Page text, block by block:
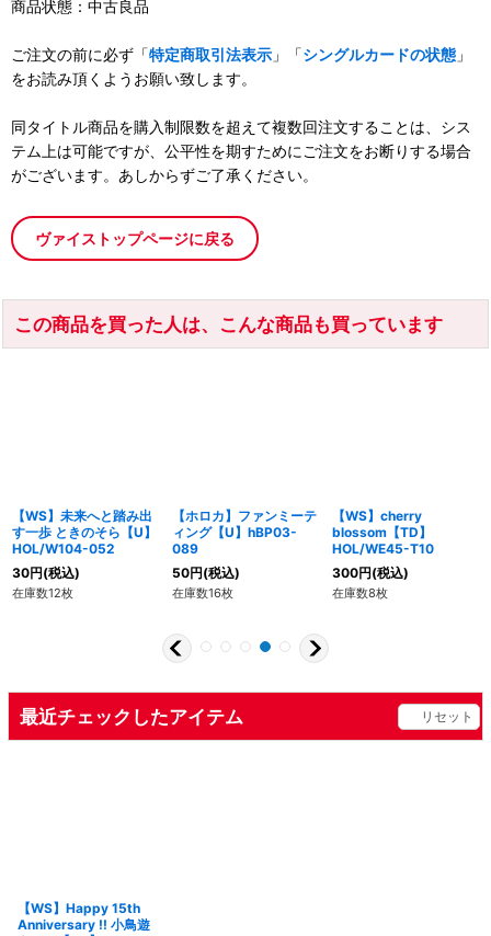
商品状態：中古良品
ご注文の前に必ず「特定商取引法表示 」「シングルカードの状態 」
をお読み頂くようお願い致します。
同タイトル商品を購入制限数を超えて複数回注文することは、シス
テム上は可能ですが、公平性を期すためにご注文をお断りする場合
がございます。あしからずご了承ください。
ヴァイストップページに戻る
この商品を買った人は、こんな商品も買っています
【WS】未来へと踏み出
す一歩 ときのそら【U】
HOL/W104-052
30円(税込)
在庫数12枚
【ホロカ】ファンミーテ
ィング【U】hBP03-
089
50円(税込)
在庫数16枚
【WS】cherry
blossom【TD】
HOL/WE45-T10
300円(税込)
在庫数8枚
最近チェックしたアイテム リセット
【WS】Happy 15th
Anniversary !! 小鳥遊